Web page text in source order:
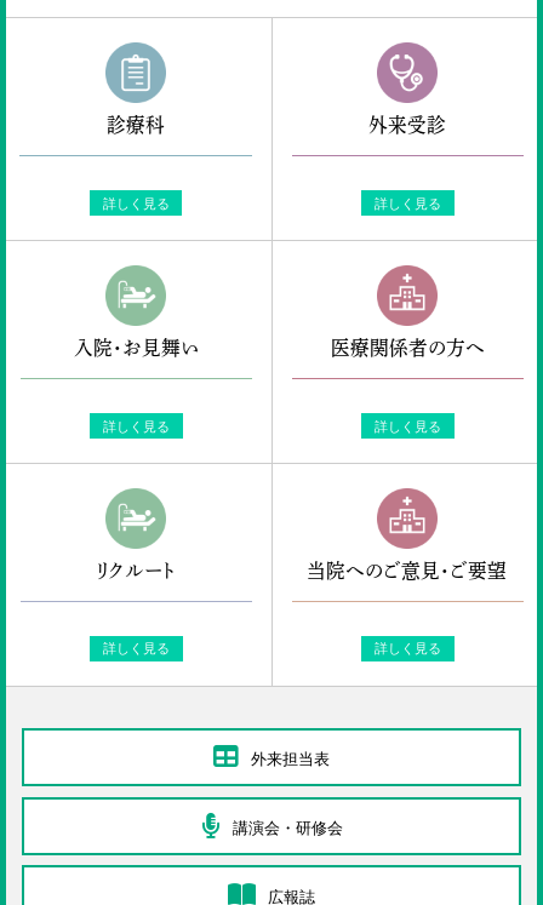
診療科
詳しく見る
外来受診
詳しく見る
入院・お見舞い
詳しく見る
医療関係者の方へ
詳しく見る
リクルート
詳しく見る
当院へのご意見・ご要望
詳しく見る
外来担当表
講演会・研修会
広報誌